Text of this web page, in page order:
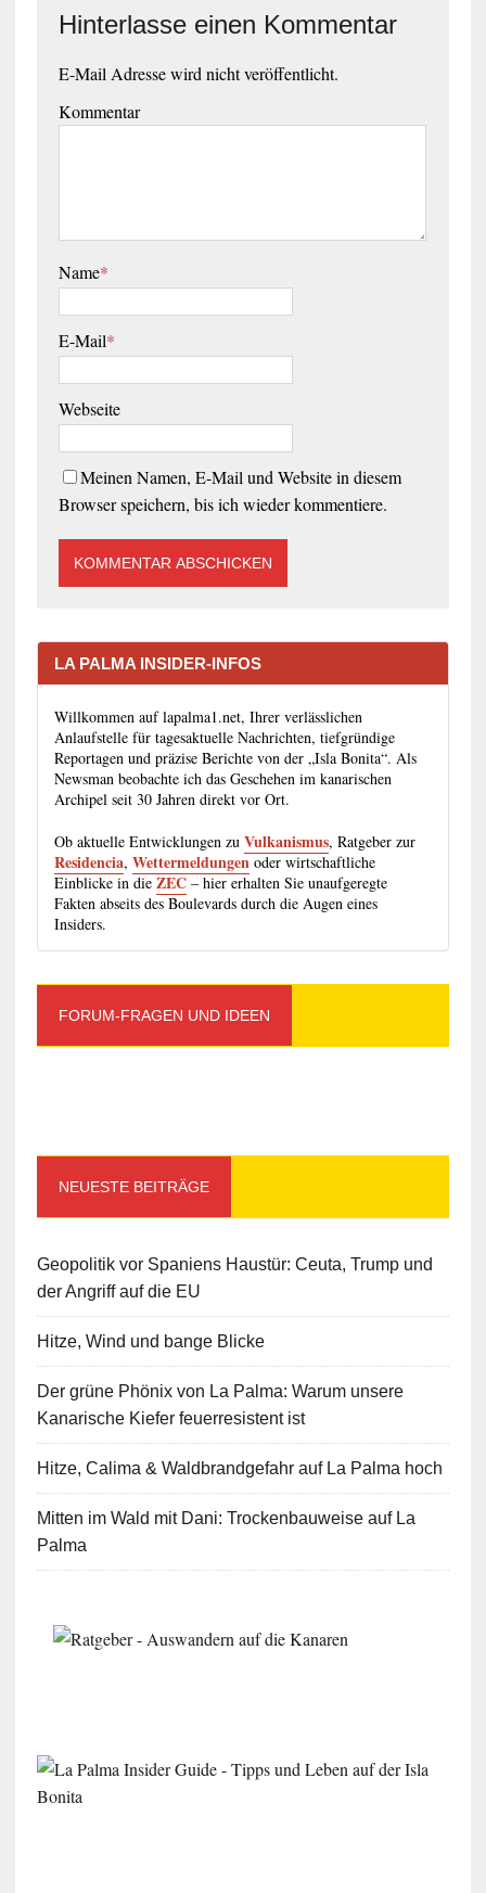
Hinterlasse einen Kommentar
E-Mail Adresse wird nicht veröffentlicht.
Kommentar
Name*
E-Mail*
Webseite
Meinen Namen, E-Mail und Website in diesem
Browser speichern, bis ich wieder kommentiere.
LA PALMA INSIDER-INFOS
Willkommen auf lapalma1.net, Ihrer verlässlichen
Anlaufstelle für tagesaktuelle Nachrichten, tiefgründige
Reportagen und präzise Berichte von der „Isla Bonita“. Als
Newsman beobachte ich das Geschehen im kanarischen
Archipel seit 30 Jahren direkt vor Ort.
Ob aktuelle Entwicklungen zu Vulkanismus, Ratgeber zur
Residencia, Wettermeldungenoder wirtschaftliche
Einblicke in die ZEC– hier erhalten Sie unaufgeregte
Fakten abseits des Boulevards durch die Augen eines
Insiders.
FORUM-FRAGEN UND IDEEN
NEUESTE BEITRÄGE
Geopolitik vor Spaniens Haustür: Ceuta, Trump und
der Angriff auf die EU
Hitze, Wind und bange Blicke
Der grüne Phönix von La Palma: Warum unsere
Kanarische Kiefer feuerresistent ist
Hitze, Calima & Waldbrandgefahr auf La Palma hoch
Mitten im Wald mit Dani: Trockenbauweise auf La
Palma